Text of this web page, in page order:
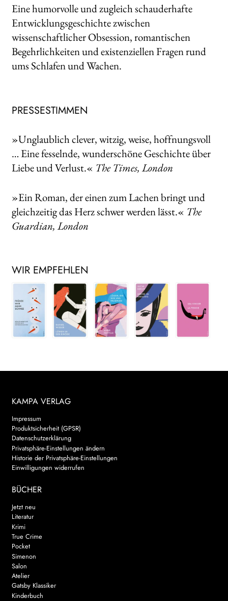
Eine humorvolle und zugleich schauderhafte
Entwicklungsgeschichte zwischen
wissenschaftlicher Obsession, romantischen
Begehrlichkeiten und existenziellen Fragen rund
ums Schlafen und Wachen.
PRESSESTIMMEN
»Unglaublich clever, witzig, weise, hoffnungsvoll
… Eine fesselnde, wunderschöne Geschichte über
Liebe und Verlust.« The Times, London
»Ein Roman, der einen zum Lachen bringt und
gleichzeitig das Herz schwer werden lässt.« The
Guardian, London
WIR EMPFEHLEN
KAMPA VERLAG
Impressum
Produktsicherheit (GPSR)
Datenschutzerklärung
Privatsphäre-Einstellungen ändern
Historie der Privatsphäre-Einstellungen
Einwilligungen widerrufen
BÜCHER
Jetzt neu
Literatur
Krimi
True Crime
Pocket
Simenon
Salon
Atelier
Gatsby Klassiker
Kinderbuch